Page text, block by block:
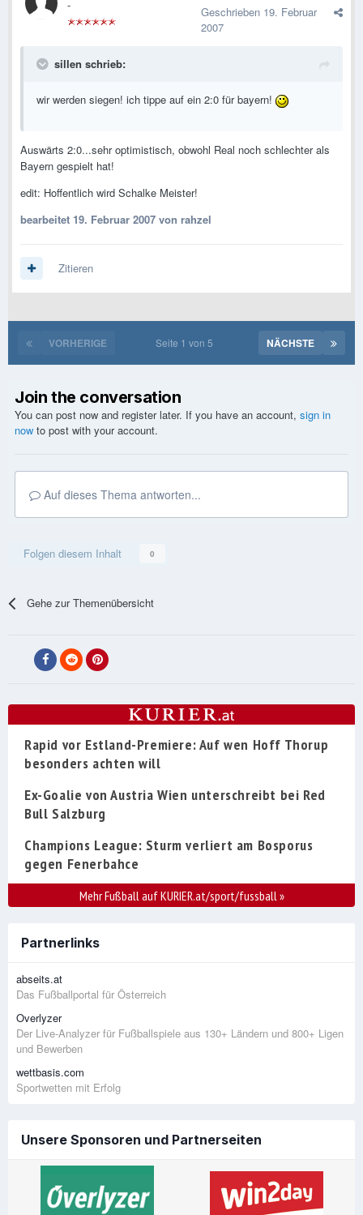
- Geschrieben 19. Februar
2007
sillen schrieb:
wir werden siegen! ich tippe auf ein 2:0 für bayern!
Auswärts 2:0...sehr optimistisch, obwohl Real noch schlechter als
Bayern gespielt hat!
edit: Hoffentlich wird Schalke Meister!
bearbeitet 19. Februar 2007 von rahzel
Zitieren
VORHERIGE NÄCHSTE
Seite 1 von 5
Join the conversation
You can post now and register later. If you have an account, sign in
now to post with your account.
Auf dieses Thema antworten...
Folgen diesem Inhalt 0
Gehe zur Themenübersicht
Rapid vor Estland-Premiere: Auf wen Hoff Thorup
besonders achten will
Ex-Goalie von Austria Wien unterschreibt bei Red
Bull Salzburg
Champions League: Sturm verliert am Bosporus
gegen Fenerbahce
Mehr Fußball auf KURIER.at/sport/fussball»
Partnerlinks
abseits.at
Das Fußballportal für Österreich
Overlyzer
Der Live-Analyzer für Fußballspiele aus 130+ Ländern und 800+ Ligen
und Bewerben
wettbasis.com
Sportwetten mit Erfolg
Unsere Sponsoren und Partnerseiten